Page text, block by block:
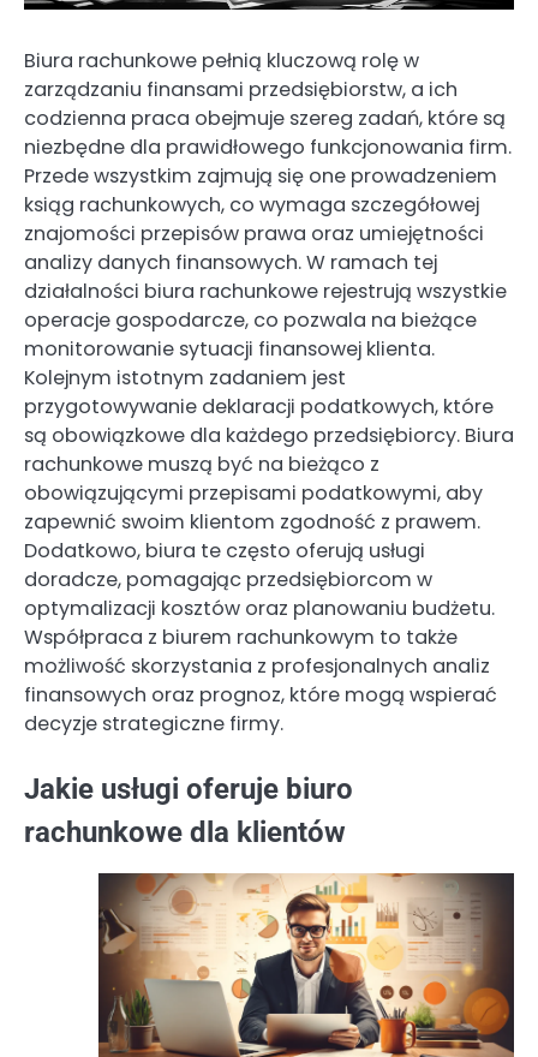
Biura rachunkowe pełnią kluczową rolę w
zarządzaniu finansami przedsiębiorstw, a ich
codzienna praca obejmuje szereg zadań, które są
niezbędne dla prawidłowego funkcjonowania firm.
Przede wszystkim zajmują się one prowadzeniem
ksiąg rachunkowych, co wymaga szczegółowej
znajomości przepisów prawa oraz umiejętności
analizy danych finansowych. W ramach tej
działalności biura rachunkowe rejestrują wszystkie
operacje gospodarcze, co pozwala na bieżące
monitorowanie sytuacji finansowej klienta.
Kolejnym istotnym zadaniem jest
przygotowywanie deklaracji podatkowych, które
są obowiązkowe dla każdego przedsiębiorcy. Biura
rachunkowe muszą być na bieżąco z
obowiązującymi przepisami podatkowymi, aby
zapewnić swoim klientom zgodność z prawem.
Dodatkowo, biura te często oferują usługi
doradcze, pomagając przedsiębiorcom w
optymalizacji kosztów oraz planowaniu budżetu.
Współpraca z biurem rachunkowym to także
możliwość skorzystania z profesjonalnych analiz
finansowych oraz prognoz, które mogą wspierać
decyzje strategiczne firmy.
Jakie usługi oferuje biuro
rachunkowe dla klientów